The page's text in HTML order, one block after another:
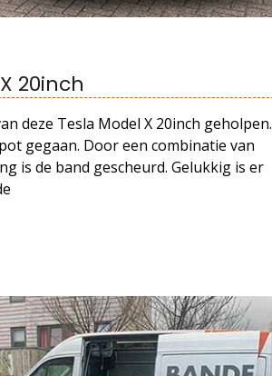
20inch
deze Tesla Model X 20inch geholpen.
gegaan. Door een combinatie van
is de band gescheurd. Gelukkig is er